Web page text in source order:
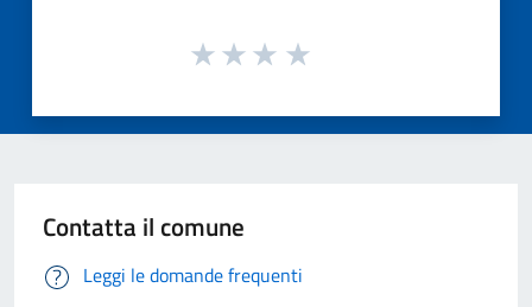
Contatta il comune
Leggi le domande frequenti